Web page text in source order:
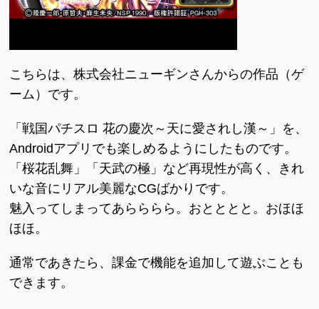
こちらは、株式会社ニューギンさんからの作品（ゲ
ーム）です。
「戦国パチスロ 花の慶次～天に愛されし漢～」を、
Androidアプリでも楽しめるようにしたものです。
「桜花乱舞」「天武の極」など再現性が高く、きれ
いな音にリアル美麗なCGばかりです。
魅入ってしまってあらららら。おとととと。おほほ
ほほ。
通常であきたら、課金で機能を追加して遊ぶことも
できます。